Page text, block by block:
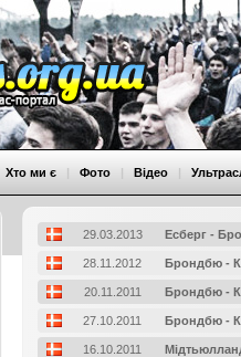
Хто ми є | Фото | Відео |
29.03.2013 Есберг -
28.11.2012 Брондбю -
20.11.2011 Брондбю -
27.10.2011 Брондбю -
16.10.2011